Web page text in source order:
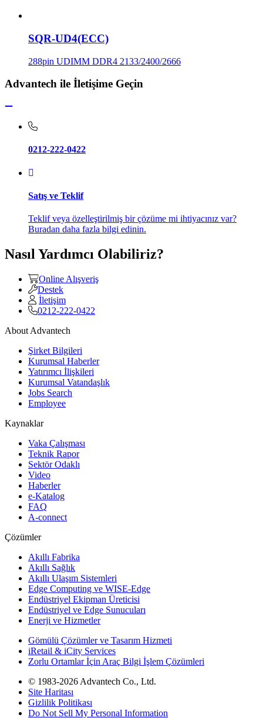
SQR-UD4(ECC)
288pin UDIMM DDR4 2133/2400/2666
Advantech ile İletişime Geçin
0212-222-0422
Satış ve Teklif
Teklif veya özelleştirilmiş bir çözüme mi ihtiyacınız var?
Buradan daha fazla bilgi edinin.
Nasıl Yardımcı Olabiliriz?
Online Alışveriş
Destek
İletişim
0212-222-0422
About Advantech
Şirket Bilgileri
Kurumsal Haberler
Yatırımcı İlişkileri
Kurumsal Vatandaşlık
Jobs Search
Employee
Kaynaklar
Vaka Çalışması
Teknik Rapor
Sektör Odaklı
Video
Haberler
e-Katalog
FAQ
A-connect
Çözümler
Akıllı Fabrika
Akıllı Sağlık
Akıllı Ulaşım Sistemleri
Edge Computing ve WISE-Edge
Endüstriyel Ekipman Üreticisi
Endüstriyel ve Edge Sunucuları
Enerji ve Hizmetler
Gömülü Çözümler ve Tasarım Hizmeti
iRetail & iCity Services
Zorlu Ortamlar İçin Araç Bilgi İşlem Çözümleri
© 1983-2026 Advantech Co., Ltd.
Site Haritası
Gizlilik Politikası
Do Not Sell My Personal Information